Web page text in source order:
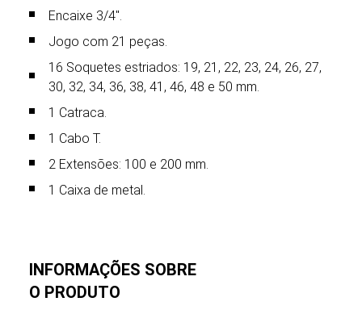
Encaixe 3/4".
Jogo com 21 peças.
16 Soquetes estriados: 19, 21, 22, 23, 24, 26, 27,
30, 32, 34, 36, 38, 41, 46, 48 e 50 mm.
1 Catraca.
1 Cabo T.
2 Extensões: 100 e 200 mm.
1 Caixa de metal.
INFORMAÇÕES SOBRE
O PRODUTO